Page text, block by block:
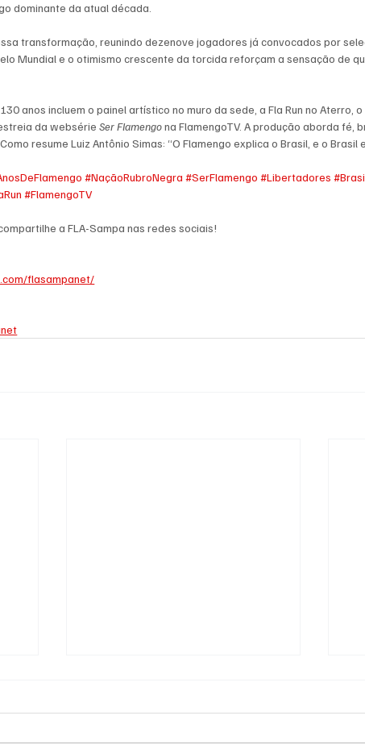
dominante da atual década.
transformação, reunindo dezenove jogadores já convocados por
Mundial e o otimismo crescente da torcida reforçam a sensação de
anos incluem o painel artístico no muro da sede, a Fla Run no Aterro,
da websérie Ser Flamengo na FlamengoTV. A produção aborda fé,
resume Luiz Antônio Simas: “O Flamengo explica o Brasil, e o Brasil
#NaçãoRubroNegra #SerFlamengo #Libertadores
#FlamengoTV
a FLA-Sampa nas redes sociais!
flasampanet/